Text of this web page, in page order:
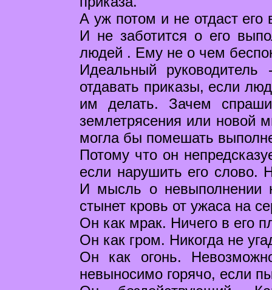
А уж потом и не отдаст
И не заботится о его
людей . Ему не о чем
Идеальный
отдавать приказы, если
им делать. Зачем
землетрясения или новой
могла бы помешать
Потому что он
если нарушить его слово.
И мысль о невыполнении
стынет кровь от ужаса на
Он как мрак. Ничего в его
Он как гром. Никогда не
Он как огонь.
невыносимо горячо, если